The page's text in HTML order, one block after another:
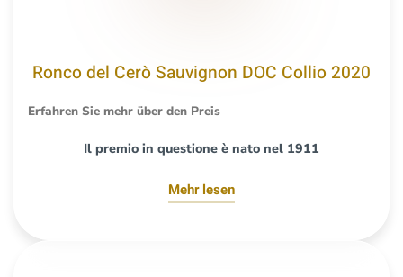
Ronco del Cerò Sauvignon DOC Collio 2020
Erfahren Sie mehr über den Preis
Il premio in questione è nato nel 1911
Mehr lesen